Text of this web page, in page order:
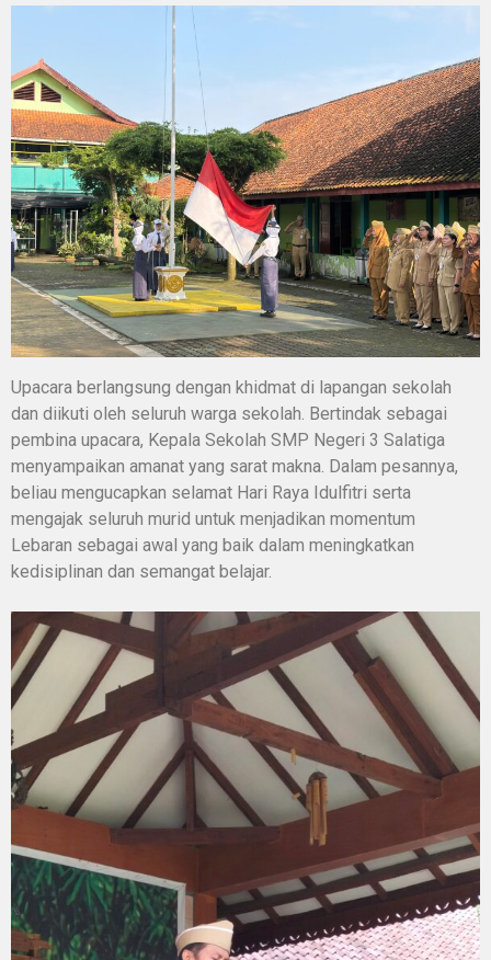
Upacara berlangsung dengan khidmat di lapangan sekolah
dan diikuti oleh seluruh warga sekolah. Bertindak sebagai
pembina upacara, Kepala Sekolah SMP Negeri 3 Salatiga
menyampaikan amanat yang sarat makna. Dalam pesannya,
beliau mengucapkan selamat Hari Raya Idulfitri serta
mengajak seluruh murid untuk menjadikan momentum
Lebaran sebagai awal yang baik dalam meningkatkan
kedisiplinan dan semangat belajar.